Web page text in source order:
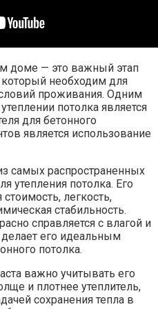
доме — это важный этап
который необходим для
проживания. Одним
потолка является
для бетонного
является использование
самых распространенных
утепления потолка. Его
легкость,
стабильность.
справляется с влагой и
его идеальным
потолка.
важно учитывать его
и плотнее утеплитель,
сохранения тепла в